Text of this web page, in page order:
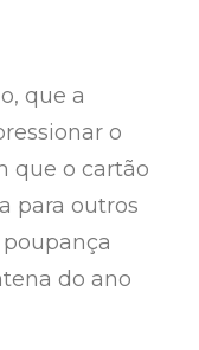
que a
o
que o cartão
para outros
do ano